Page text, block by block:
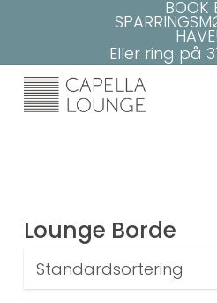
BOOK
HAVE!
Eller ring på
Lounge Borde